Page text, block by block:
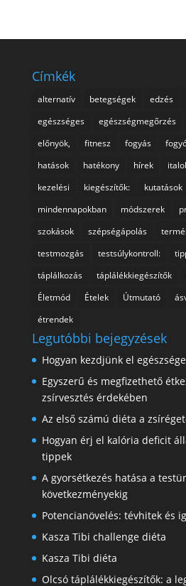
Címkék
alternatív betegségek edzés
egészséges
egészségmegőrzés
előnyök,
fitnesz fogyás
hatások
hatékony hírek
kezelési
kiegészítők: kutatások
mindennapokban
módszerek
szokások
szépségápolás
testmozgás
testsúlykontroll:
táplálkozás
táplálékkiegészítők
Életmód
Ételek Útmutató
étrendek
Legutóbbi bejegyzések
Hogyan kezdjünk el
Egyszerű és megfizethető
zsírvesztés érdekében
Az első számú diéta a
Hogyan érj el kalória deficit
tippek
A gyorsétkezés hatása a
következményekig
Potencianövelés: tévhitek és
Kasza Tibi challenge diéta
Kasza Tibi diéta
Olcsó táplálékkiegészítők: a